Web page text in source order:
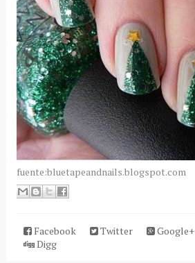
fuente:bluetapeandnails.blogspot.com
Facebook Twitter Google+
Digg